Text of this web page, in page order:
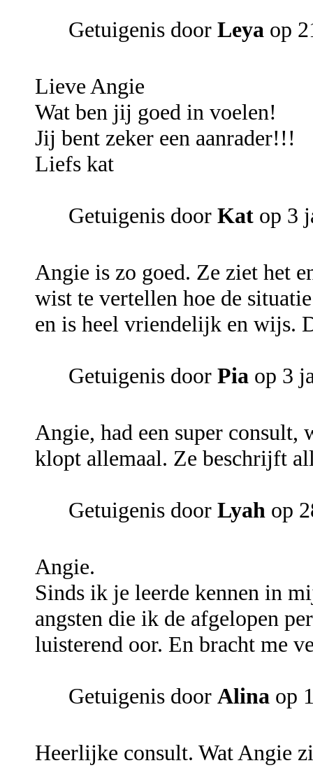
Getuigenis door Leya op
Lieve Angie
Wat ben jij goed in voelen!
Jij bent zeker een aanrader!!!
Liefs kat
Getuigenis door Kat op 3
Angie is zo goed. Ze ziet het
wist te vertellen hoe de
en is heel vriendelijk en wijs.
Getuigenis door Pia op 3
Angie, had een super consult,
klopt allemaal. Ze beschrijft
Getuigenis door Lyah op
Angie.
Sinds ik je leerde kennen in
angsten die ik de afgelopen
luisterend oor. En bracht me
Getuigenis door Alina op
Heerlijke consult. Wat Angie